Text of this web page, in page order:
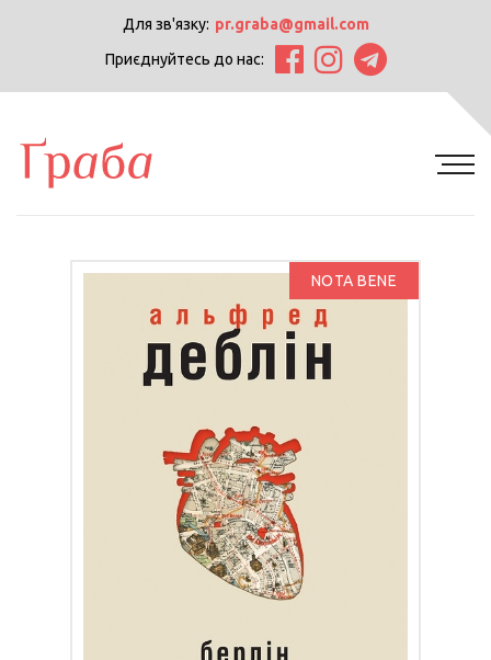
Для зв'язку: pr.graba@gmail.com
Приєднуйтесь до нас:
NOTA BENE